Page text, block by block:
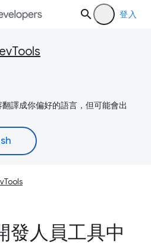
登入
譯成你偏好的語言，但可能會出
發人員工具中